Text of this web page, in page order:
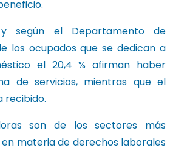
y según el Departamento de
los ocupados que se dedican a
el 20,4 % afirman haber
de servicios, mientras que el
recibido.
son de los sectores más
materia de derechos laborales